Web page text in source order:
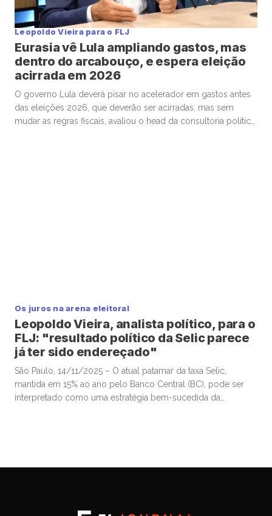
Leopoldo Vieira para o FLJ
Eurasia vê Lula ampliando gastos, mas
dentro do arcabouço, e espera eleição
acirrada em 2026
O governo Lula deverá pisar no acelerador em gastos antes
das eleições 2026, que deverão ser acirradas, mas sem
mudar as regras fiscais, avaliou o head da consultoria política
Os juros na arena eleitoral
Leopoldo Vieira, analista político, para o
FLJ: "resultado político da Selic parece
já ter sido endereçado"
São Paulo, 14/11/2025 – O atual patamar da taxa Selic,
mantida em 15% ao ano pelo Banco Central (BC), pode ser
interpretado como uma estratégia bem-sucedida da